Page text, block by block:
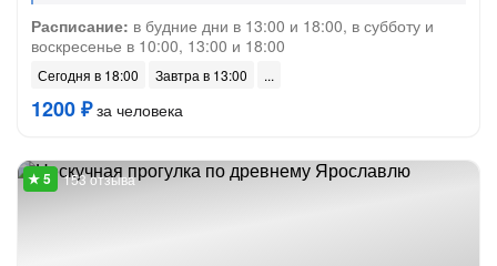
Расписание: в будние дни в 13:00 и 18:00, в субботу и
воскресенье в 10:00, 13:00 и 18:00
Сегодня в 18:00 Завтра в 13:00
1200 ₽за человека
153 отзыва